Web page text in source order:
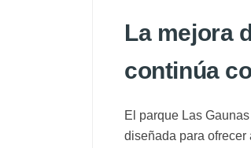
La mejora
continúa
El parque Las
diseñada para